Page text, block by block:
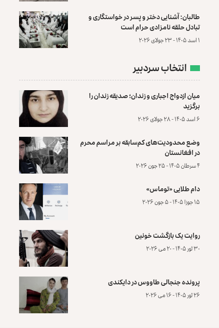
طالبان: آشنایی دختر و پسر در خواستگاری و
تبادل حلقه نامزادی حرام است
۱ اسد ۱۴۰۵ - ۲۳ جولای ۲۰۲۶
انتخاب سردبیر
میان ازدواج اجباری و زندان؛ صدیقه زندان را
برگزید
۶ اسد ۱۴۰۵ - ۲۸ جولای ۲۰۲۶
وضع محدودیت‌های کم‌سابقه بر مراسم محرم
در افغانستان
۴ سرطان ۱۴۰۵ - ۲۵ جون ۲۰۲۶
دام طلایی «توماس»
۱۵ جوزا ۱۴۰۵ - ۵ جون ۲۰۲۶
روایت یک بازگشت خونین
۳۰ ثور ۱۴۰۵ - ۲۰ می ۲۰۲۶
پرونده‌ جنجالی طاووس در دایکندی
۲۶ ثور ۱۴۰۵ - ۱۶ می ۲۰۲۶